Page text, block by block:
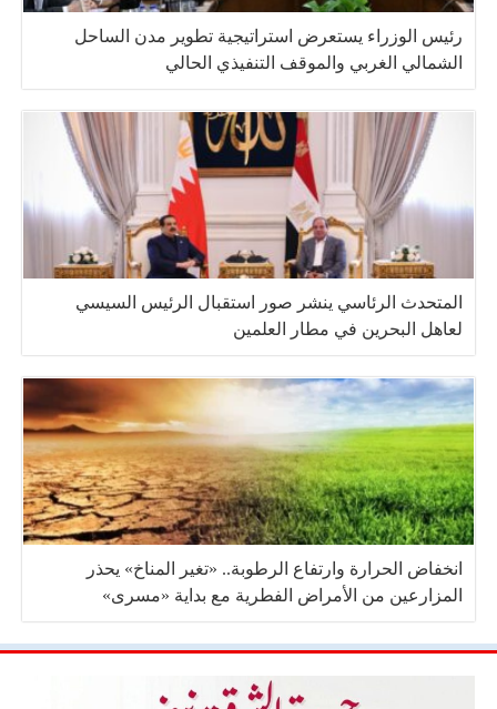
رئيس الوزراء يستعرض استراتيجية تطوير مدن الساحل
الشمالي الغربي والموقف التنفيذي الحالي
المتحدث الرئاسي ينشر صور استقبال الرئيس السيسي
لعاهل البحرين في مطار العلمين
انخفاض الحرارة وارتفاع الرطوبة.. «تغير المناخ» يحذر
المزارعين من الأمراض الفطرية مع بداية «مسرى»